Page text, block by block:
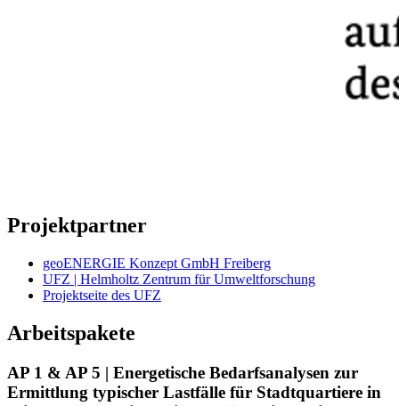
Projektpartner
geoENERGIE Konzept GmbH Freiberg
UFZ | Helmholtz Zentrum für Umweltforschung
Projektseite des UFZ
Arbeitspakete
AP 1 & AP 5 | Energetische Bedarfsanalysen zur
Ermittlung typischer Lastfälle für Stadtquartiere in